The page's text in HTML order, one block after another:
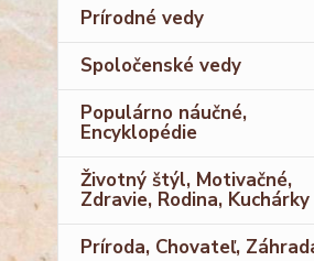
Prírodné vedy
Spoločenské vedy
Populárno náučné,
Encyklopédie
Životný štýl, Motivačné,
Zdravie, Rodina, Kuchárky
Príroda, Chovateľ,